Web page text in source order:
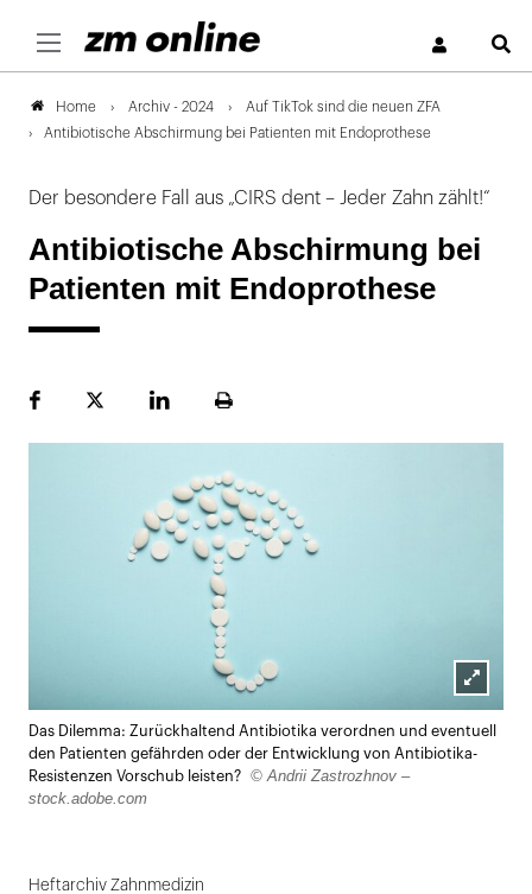
Home Archiv - 2024
Auf TikTok sind die neuen ZFA
Antibiotische Abschirmung bei Patienten mit Endoprothese
Der besondere Fall aus „CIRS dent – Jeder Zahn zählt!“
Antibiotische Abschirmung bei
Patienten mit Endoprothese
FacebookPlattformLinekdInSeite
Lightbox
öffnen
Das Dilemma: Zurückhaltend Antibiotika verordnen und eventuell
den Patienten gefährden oder der Entwicklung von Antibiotika-
Resistenzen Vorschub leisten?
© Andrii Zastrozhnov –
stock.adobe.com
Heftarchiv Zahnmedizin